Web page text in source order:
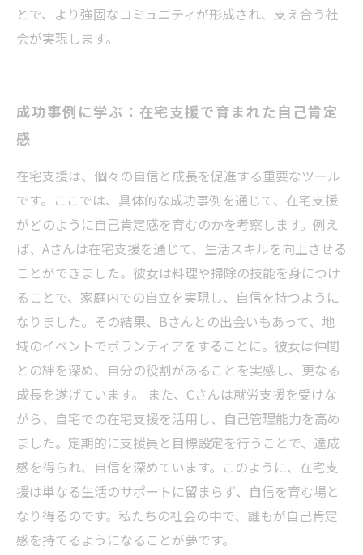
とで、より強固なコミュニティが形成され、支え合う社
会が実現します。
成功事例に学ぶ：在宅支援で育まれた自己肯定
感
在宅支援は、個々の自信と成長を促進する重要なツール
です。ここでは、具体的な成功事例を通じて、在宅支援
がどのように自己肯定感を育むのかを考察します。例え
ば、Aさんは在宅支援を通じて、生活スキルを向上させる
ことができました。彼女は料理や掃除の技能を身につけ
ることで、家庭内での自立を実現し、自信を持つように
なりました。その結果、Bさんとの出会いもあって、地
域のイベントでボランティアをすることに。彼女は仲間
との絆を深め、自分の役割があることを実感し、更なる
成長を遂げています。 また、Cさんは就労支援を受けな
がら、自宅での在宅支援を活用し、自己管理能力を高め
ました。定期的に支援員と目標設定を行うことで、達成
感を得られ、自信を深めています。このように、在宅支
援は単なる生活のサポートに留まらず、自信を育む場と
なり得るのです。私たちの社会の中で、誰もが自己肯定
感を持てるようになることが夢です。